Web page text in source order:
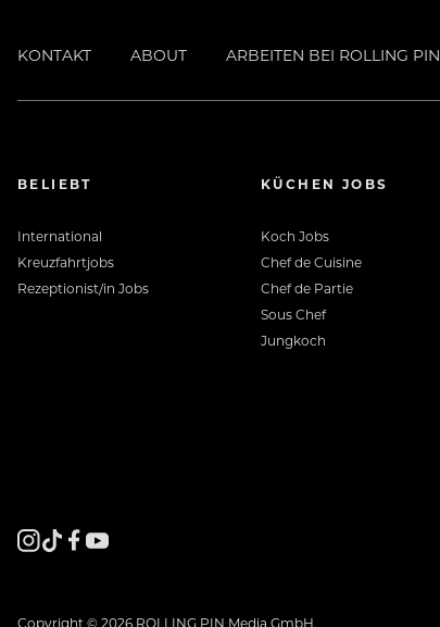
KONTAKT ABOUT ARBEITEN BEI ROLLING PIN
BELIEBT
International
Kreuzfahrtjobs
Rezeptionist/in Jobs
KÜCHEN JOBS
Koch Jobs
Chef de Cuisine
Chef de Partie
Sous Chef
Jungkoch
Copyright © 2026 ROLLING PIN Media GmbH.